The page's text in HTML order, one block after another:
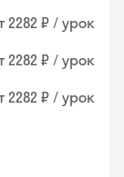
2282 ₽ / урок
2282 ₽ / урок
2282 ₽ / урок